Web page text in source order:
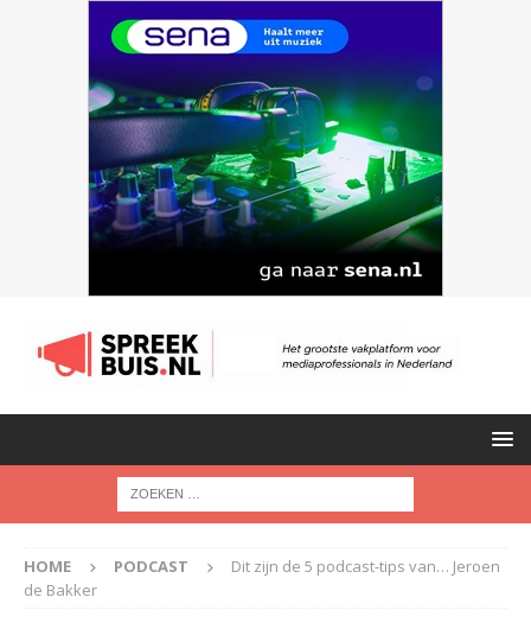
HOME PODCAST
Dit zijn de 5 podcast-tips van… Jeroen
de Bakker